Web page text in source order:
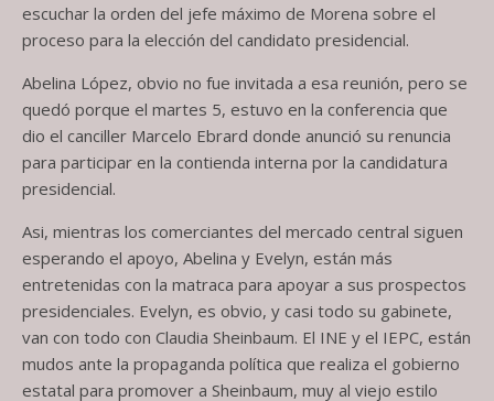
escuchar la orden del jefe máximo de Morena sobre el
proceso para la elección del candidato presidencial.
Abelina López, obvio no fue invitada a esa reunión, pero se
quedó porque el martes 5, estuvo en la conferencia que
dio el canciller Marcelo Ebrard donde anunció su renuncia
para participar en la contienda interna por la candidatura
presidencial.
Asi, mientras los comerciantes del mercado central siguen
esperando el apoyo, Abelina y Evelyn, están más
entretenidas con la matraca para apoyar a sus prospectos
presidenciales. Evelyn, es obvio, y casi todo su gabinete,
van con todo con Claudia Sheinbaum. El INE y el IEPC, están
mudos ante la propaganda política que realiza el gobierno
estatal para promover a Sheinbaum, muy al viejo estilo